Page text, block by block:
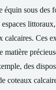
équin sous des
calcaires. Ces
matière
des
coteaux